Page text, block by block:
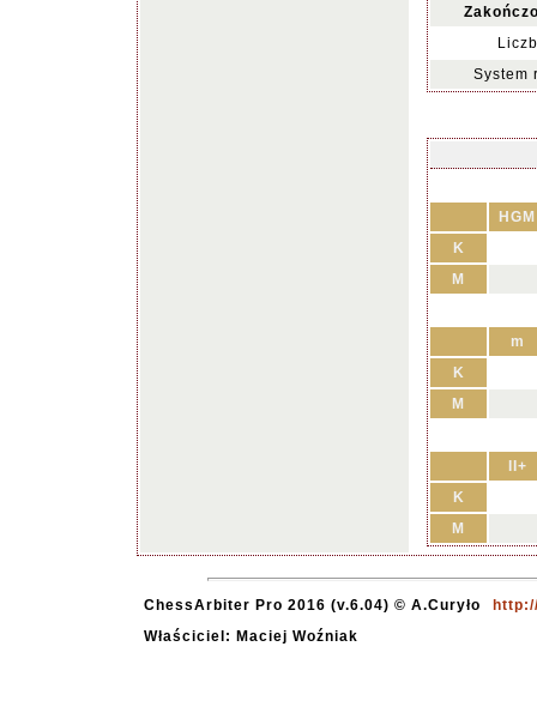
System
HGM
K
M
m
K
M
II+
K
M
ChessArbiter Pro 2016 (v.6.04) © A.Curyło
Właściciel: Maciej Woźniak